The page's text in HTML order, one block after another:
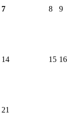
7 8 9
14 15 16
21